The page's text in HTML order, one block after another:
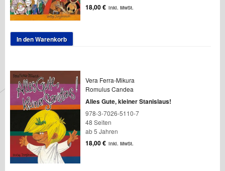
18,00€ inkl. MwSt.
In den Warenkorb
Vera Ferra-Mikura
Romulus Candea
Alles Gute, kleiner Stanislaus!
978-3-7026-5110-7
48 Seiten
ab 5 Jahren
18,00€ inkl. MwSt.